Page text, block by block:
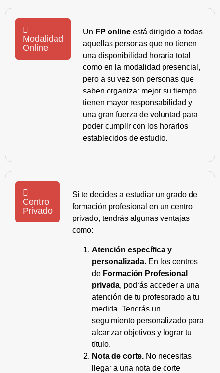
Modalidad
Online
Un FP online está dirigido a todas
aquellas personas que no tienen
una disponibilidad horaria total
como en la modalidad presencial,
pero a su vez son personas que
saben organizar mejor su tiempo,
tienen mayor responsabilidad y
una gran fuerza de voluntad para
poder cumplir con los horarios
establecidos de estudio.
Centro
Privado
Si te decides a estudiar un grado de
formación profesional en un centro
privado, tendrás algunas ventajas
como:
Atención específica y
personalizada. En los centros
de Formación Profesional
privada, podrás acceder a una
atención de tu profesorado a tu
medida. Tendrás un
seguimiento personalizado para
alcanzar objetivos y lograr tu
título.
Nota de corte. No necesitas
llegar a una nota de corte